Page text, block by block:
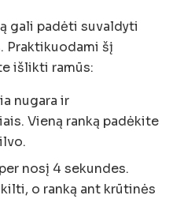
gali padėti suvaldyti
Praktikuodami šį
išlikti ramūs:
nugara ir
Vieną ranką padėkite
nosį 4 sekundes.
o ranką ant krūtinės